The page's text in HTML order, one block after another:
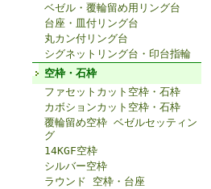
ベゼル・覆輪留め用リング台
台座・皿付リング台
丸カン付リング台
シグネットリング台・印台指輪
空枠・石枠
ファセットカット空枠・石枠
カボションカット空枠・石枠
覆輪留め空枠 ベゼルセッティン
グ
14KGF空枠
シルバー空枠
ラウンド 空枠・台座